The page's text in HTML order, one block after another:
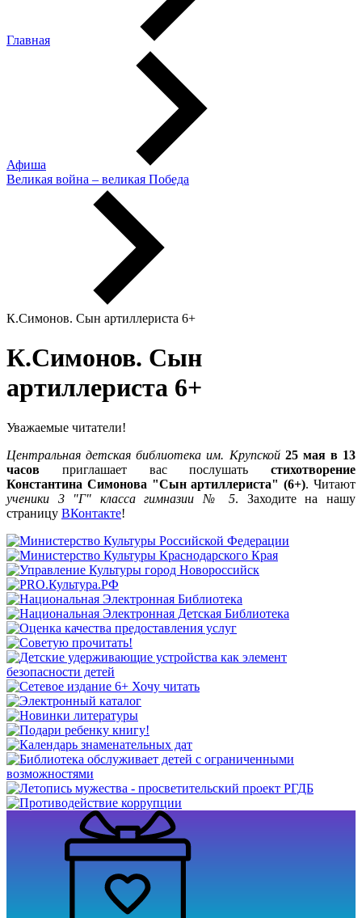
Главная
Афиша
Великая война – великая Победа
К.Симонов. Сын артиллериста 6+
К.Симонов. Сын
артиллериста 6+
Уважаемые читатели!
Центральная детская библиотека им. Крупской 25 мая в 13
часов приглашает вас послушать стихотворение
Константина Симонова "Сын артиллериста" (6+). Читают
ученики 3 "Г" класса гимназии № 5. Заходите на нашу
страницу ВКонтакте!